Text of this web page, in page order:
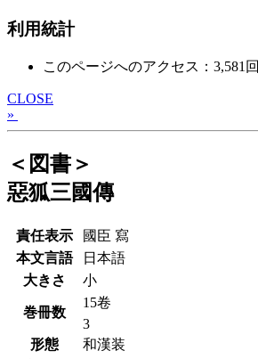
利用統計
このページへのアクセス：3,581回
CLOSE
»
＜図書＞
惡狐三國傳
責任表示
國臣 寫
本文言語
日本語
大きさ
小
巻冊数
15卷
3
形態
和漢装